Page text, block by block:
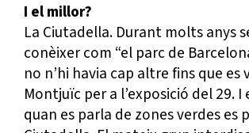
I el millor?
La Ciutadella. Durant molts anys
conèixer com “el parc de
no n’hi havia cap altre fins que
Montjuïc per a l’exposició del 29. I
quan es parla de zones verdes es